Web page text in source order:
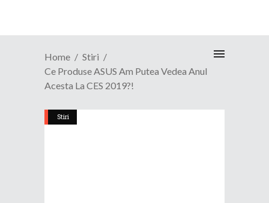
Home
Stiri
Ce Produse ASUS Am Putea Vedea Anul
Acesta La CES 2019?!
Stiri